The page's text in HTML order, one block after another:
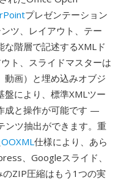
プレゼンテーション
ツ、レイアウト、テー
階層で記述するXMLド
ト、スライドマスターは
動画）と埋め込みオブジ
盤により、標準XMLツー
成と操作が可能です —
ンツ抽出ができます。重
OOXML仕様により、あら
、Googleスライド、
ZIP圧縮はもう1つの実